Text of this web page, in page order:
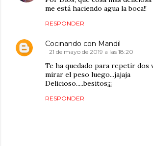
me está haciendo agua la boca!!
RESPONDER
Cocinando con Mandil
21 de mayo de 2019 a las 18:20
Te ha quedado para repetir dos
mirar el peso luego...jajaja
Delicioso.....besitos¡¡¡
RESPONDER